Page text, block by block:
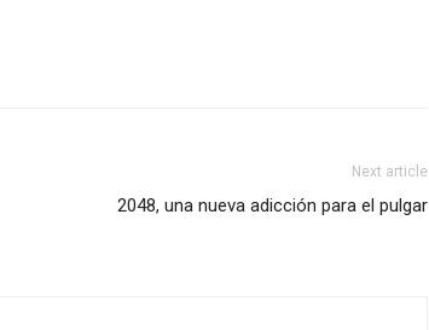
Next article
2048, una nueva adicción para el pulgar